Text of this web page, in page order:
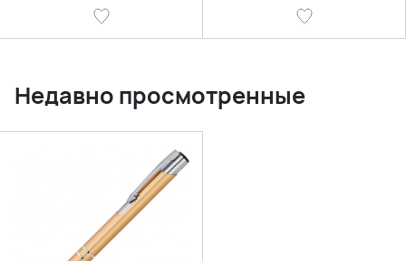
Недавно просмотренные